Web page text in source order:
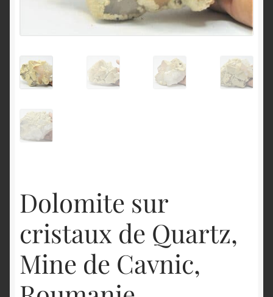
Dolomite sur
cristaux de Quartz,
Mine de Cavnic,